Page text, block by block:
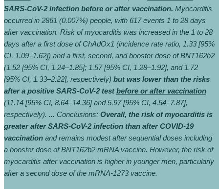
SARS-CoV-2 infection before or after vaccination. Myocarditis
occurred in 2861 (0.007%) people, with 617 events 1 to 28 days
after vaccination. Risk of myocarditis was increased in the 1 to 28
days after a first dose of ChAdOx1 (incidence rate ratio, 1.33 [95%
CI, 1.09–1.62]) and a first, second, and booster dose of BNT162b2
(1.52 [95% CI, 1.24–1.85]; 1.57 [95% CI, 1.28–1.92], and 1.72
[95% CI, 1.33–2.22], respectively) but was lower than the risks
after a positive SARS-CoV-2 testbefore or after vaccination
(11.14 [95% CI, 8.64–14.36] and 5.97 [95% CI, 4.54–7.87],
respectively). ... Conclusions: Overall, the risk of myocarditis is
greater after SARS-CoV-2 infection than after COVID-19
vaccination and remains modest after sequential doses including
a booster dose of BNT162b2 mRNA vaccine. However, the risk of
myocarditis after vaccination is higher in younger men, particularly
after a second dose of the mRNA-1273 vaccine.